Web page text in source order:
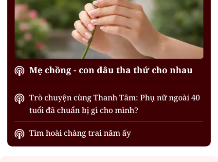
Mẹ chồng - con dâu tha thứ cho nhau
Trò chuyện cùng Thanh Tâm: Phụ nữ ngoài 40
tuổi đã chuẩn bị gì cho mình?
Tìm hoài chàng trai năm ấy